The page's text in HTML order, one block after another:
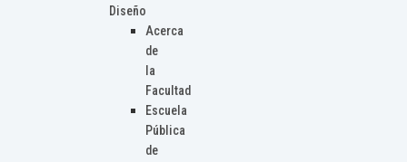
Diseño
Acerca
de
la
Facultad
Escuela
Pública
de